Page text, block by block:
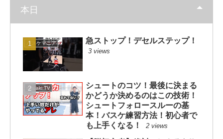
本日
バスケマニア 急ストップ！デセルステップ！
3 views
mituaki TV
シュートのコツ！最後に決まる
かどうか決めるのはこの技術！
シュートフォロースルーの基
本！バスケ練習方法！初心者で
も上手くなる！
2 views